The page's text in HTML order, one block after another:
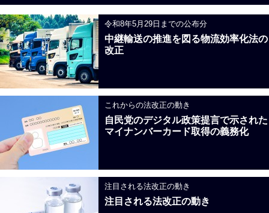
令和8年5月29日までの公布分
中継輸送の推進を図る物流効率化法の
改正
これからの法改正の動き
自民党のデジタル政策提言で示された
マイナンバーカード取得の義務化
注目される法改正の動き
注目される法改正の動き